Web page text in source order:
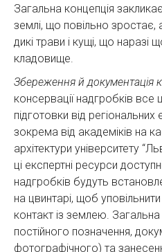
Загальна концепція
землі, що повільно зростає,
дикі трави і кущі, що наразі
кладовище.
Збереження й документація
консервації надгробків
підготовки від регіональних
зокрема від академіків на
архітектури університету
ці експертні ресурси
надгробків будуть
на цвинтарі, щоб
контакт із землею.
постійного позначення,
фотографічного) та